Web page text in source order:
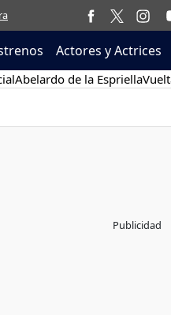
Actores y Actrices
Abelardo de la Espriella